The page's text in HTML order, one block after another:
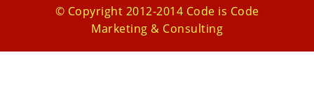
© Copyright 2012-2014 Code is Code
Marketing & Consulting